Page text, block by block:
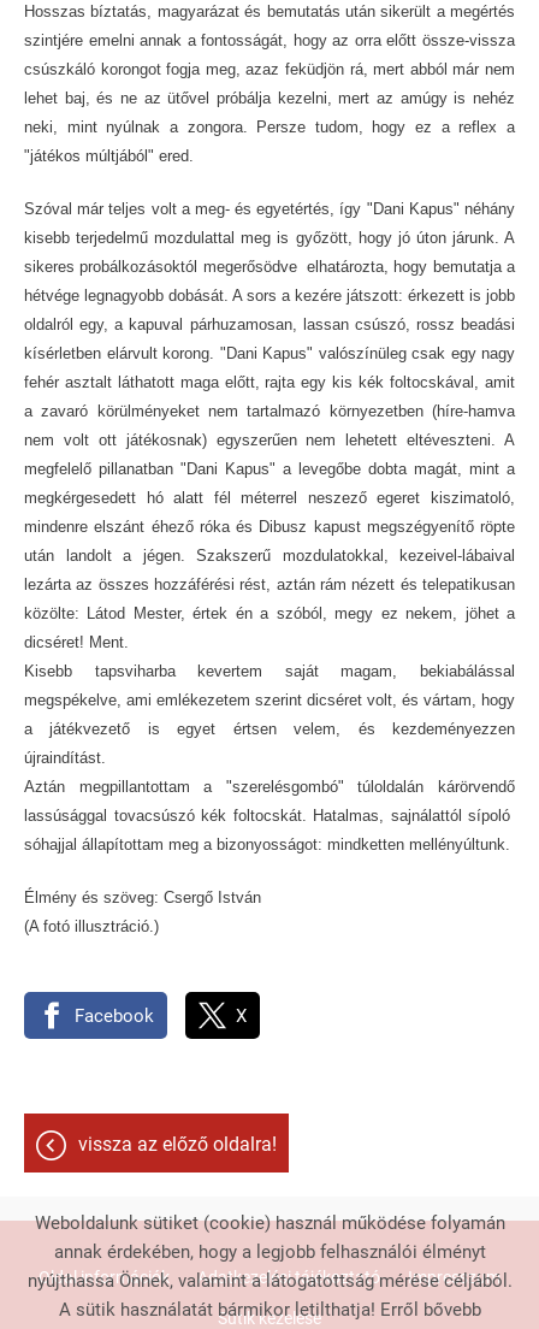
Hosszas bíztatás, magyarázat és bemutatás után sikerült a megértés
szintjére emelni annak a fontosságát, hogy az orra előtt össze-vissza
csúszkáló korongot fogja meg, azaz feküdjön rá, mert abból már nem
lehet baj, és ne az ütővel próbálja kezelni, mert az amúgy is nehéz
neki, mint nyúlnak a zongora. Persze tudom, hogy ez a reflex a
"játékos múltjából" ered.
Szóval már teljes volt a meg- és egyetértés, így "Dani Kapus" néhány
kisebb terjedelmű mozdulattal meg is győzött, hogy jó úton járunk. A
sikeres probálkozásoktól megerősödve elhatározta, hogy bemutatja a
hétvége legnagyobb dobását. A sors a kezére játszott: érkezett is jobb
oldalról egy, a kapuval párhuzamosan, lassan csúszó, rossz beadási
kísérletben elárvult korong. "Dani Kapus" valószínüleg csak egy nagy
fehér asztalt láthatott maga előtt, rajta egy kis kék foltocskával, amit
a zavaró körülményeket nem tartalmazó környezetben (híre-hamva
nem volt ott játékosnak) egyszerűen nem lehetett eltéveszteni. A
megfelelő pillanatban "Dani Kapus" a levegőbe dobta magát, mint a
megkérgesedett hó alatt fél méterrel neszező egeret kiszimatoló,
mindenre elszánt éhező róka és Dibusz kapust megszégyenítő röpte
után landolt a jégen. Szakszerű mozdulatokkal, kezeivel-lábaival
lezárta az összes hozzáférési rést, aztán rám nézett és telepatikusan
közölte: Látod Mester, értek én a szóból, megy ez nekem, jöhet a
dicséret! Ment.
Kisebb tapsviharba kevertem saját magam, bekiabálással
megspékelve, ami emlékezetem szerint dicséret volt, és vártam, hogy
a játékvezető is egyet értsen velem, és kezdeményezzen
újraindítást.
Aztán megpillantottam a "szerelésgombó" túloldalán kárörvendő
lassúsággal tovacsúszó kék foltocskát. Hatalmas, sajnálattól sípoló
sóhajjal állapítottam meg a bizonyosságot: mindketten mellényúltunk.
Élmény és szöveg: Csergő István
(A fotó illusztráció.)
Facebook X
vissza az előző oldalra!
Oldal információk Adatkezelési tájékoztató Impresszum
Sütik kezelése
Weboldalunk sütiket (cookie) használ működése folyamán
annak érdekében, hogy a legjobb felhasználói élményt
nyújthassa Önnek, valamint a látogatottság mérése céljából.
A sütik használatát bármikor letilthatja! Erről bővebb